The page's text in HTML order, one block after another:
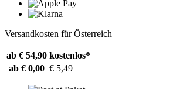
Versandkosten für Österreich
ab € 54,90 kostenlos*
ab € 0,00 € 5,49